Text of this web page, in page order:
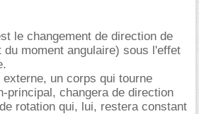
le changement de direction de
du moment angulaire) sous l'effet
un corps qui tourne
principal, changera de direction
rotation qui, lui, restera constant